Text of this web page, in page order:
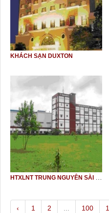
KHÁCH SẠN DUXTON
‹ 1 2 100